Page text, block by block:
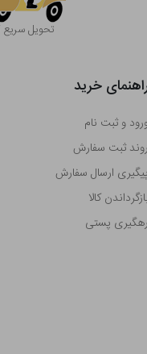
تحویل سریع
خرید
و ثبت نام
روند ثبت سفارش
پیگیری ارسال سفارش
کالا
رهگیری پستی